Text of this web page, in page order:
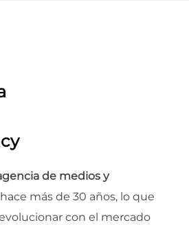
de medios y
más de 30 años, lo que
con el mercado